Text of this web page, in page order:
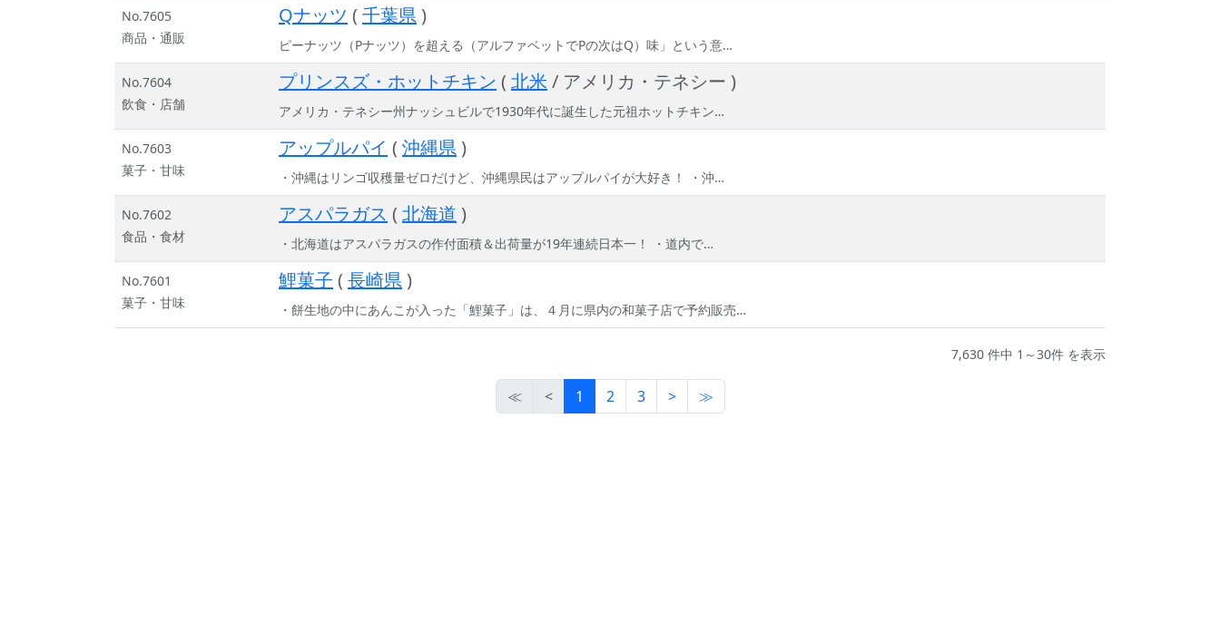
No.7605
商品・通販
Qナッツ ( 千葉県 )
ピーナッツ（Pナッツ）を超える（アルファベットでPの次はQ）味」という意…
No.7604
飲食・店舗
プリンスズ・ホットチキン ( 北米 / アメリカ・テネシー )
アメリカ・テネシー州ナッシュビルで1930年代に誕生した元祖ホットチキン…
No.7603
菓子・甘味
アップルパイ ( 沖縄県 )
・沖縄はリンゴ収穫量ゼロだけど、沖縄県民はアップルパイが大好き！ ・沖…
No.7602
食品・食材
アスパラガス ( 北海道 )
・北海道はアスパラガスの作付面積＆出荷量が19年連続日本一！ ・道内で…
No.7601
菓子・甘味
鯉菓子 ( 長崎県 )
・餅生地の中にあんこが入った「鯉菓子」は、４月に県内の和菓子店で予約販売…
7,630 件中 1～30件 を表示
≪ < 1 2 3 > ≫